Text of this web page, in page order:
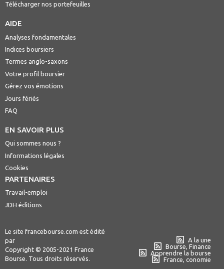
Télécharger nos portefeuilles
AIDE
Analyses fondamentales
Indices boursiers
Termes anglo-saxons
Votre profil boursier
Gérez vos émotions
Jours fériés
FAQ
EN SAVOIR PLUS
Qui sommes nous ?
Informations légales
Cookies
PARTENAIRES
Travail-emploi
JDH éditions
Le site francebourse.com est édité
par
Copyright © 2005-2021 France
Bourse. Tous droits réservés.
A la une
Bourse, Finance
Apprendre la bourse
France, conomie